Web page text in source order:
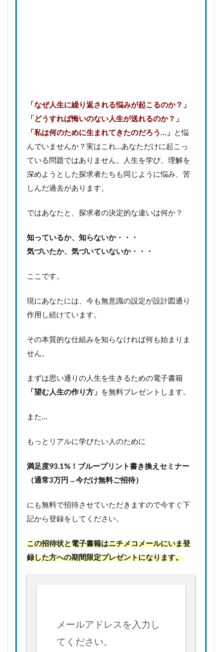
「なぜ人生に繰り返される悩みが起こるのか？」
「どうすれば悔いのない人生が送れるのか？」
「私は何のために生まれてきたのだろう…」 と悩
んでいませんか？実はこれ…あなただけに起こっ
ている問題ではありません。人生を学び、理解を
深めようとした探求者たちも同じように悩み、苦
しんだ過去があります。
ではあなたと、探求者の決定的な違いは何か？
知っているか、知らないか・・・
気づいたか、気づいていないか・・・
ここです。
現にあなたには、今も無意識の設定が設計図通り
作用し続けています。
その本質的な仕組みを知らなければ何も始まりま
せん。
まずは思い通りの人生を生きるための電子書籍
「望む人生の作り方」 を無料プレゼントします。
また…
もっとリアルに学びたい人のために
満足度93.1%！ ブループリント書き換えセミナー
（通常3万円→今だけ無料ご招待）
にも無料で招待させていただきますので今すぐ下
記から登録をしてください。
この招待状と電子書籍はニチメコメールにいま登
録した方への期間限定プレゼントになります。
メールアドレスを入力し
てください。